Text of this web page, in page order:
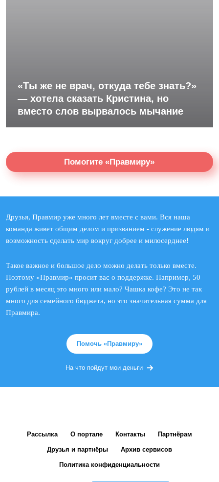
«Ты же не врач, откуда тебе знать?»
— хотела сказать Кристина, но
вместо слов вырвалось мычание
Помогите «Правмиру»
Друзья, Правмир уже много лет вместе с вами. Вся наша
команда живет общим делом и призванием - служение людям и
возможность сделать мир вокруг добрее и милосерднее!
Такое важное и большое дело можно делать только вместе.
Поэтому «Правмир» просит вас о поддержке. Например, 50
рублей в месяц это много или мало? Чашка кофе? Это не так
много для семейного бюджета, но это значительная сумма для
Правмира.
Помочь «Правмиру»
На что пойдут мои деньги
Рассылка О портале Контакты Партнёрам
Друзья и партнёры Архив сервисов
Политика конфиденциальности